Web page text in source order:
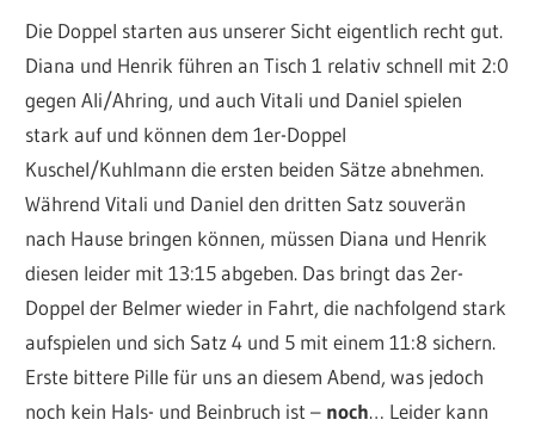
Die Doppel starten aus unserer Sicht eigentlich recht gut.
Diana und Henrik führen an Tisch 1 relativ schnell mit 2:0
gegen Ali/Ahring, und auch Vitali und Daniel spielen
stark auf und können dem 1er-Doppel
Kuschel/Kuhlmann die ersten beiden Sätze abnehmen.
Während Vitali und Daniel den dritten Satz souverän
nach Hause bringen können, müssen Diana und Henrik
diesen leider mit 13:15 abgeben. Das bringt das 2er-
Doppel der Belmer wieder in Fahrt, die nachfolgend stark
aufspielen und sich Satz 4 und 5 mit einem 11:8 sichern.
Erste bittere Pille für uns an diesem Abend, was jedoch
noch kein Hals- und Beinbruch ist – noch… Leider kann